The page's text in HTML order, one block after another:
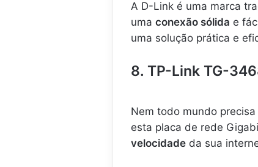
A D-Link é uma marca
uma conexão sólida e
uma solução prática e
8. TP-Link TG-
Nem todo mundo
esta placa de rede
velocidade da sua